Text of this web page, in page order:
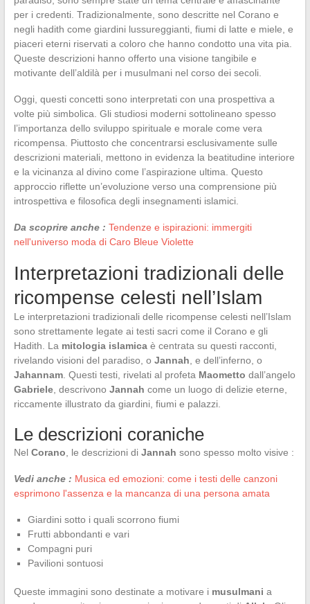
per i credenti. Tradizionalmente, sono descritte nel Corano e
negli hadith come giardini lussureggianti, fiumi di latte e miele, e
piaceri eterni riservati a coloro che hanno condotto una vita pia.
Queste descrizioni hanno offerto una visione tangibile e
motivante dell’aldilà per i musulmani nel corso dei secoli.
Oggi, questi concetti sono interpretati con una prospettiva a
volte più simbolica. Gli studiosi moderni sottolineano spesso
l’importanza dello sviluppo spirituale e morale come vera
ricompensa. Piuttosto che concentrarsi esclusivamente sulle
descrizioni materiali, mettono in evidenza la beatitudine interiore
e la vicinanza al divino come l’aspirazione ultima. Questo
approccio riflette un’evoluzione verso una comprensione più
introspettiva e filosofica degli insegnamenti islamici.
Da scoprire anche : Tendenze e ispirazioni: immergiti
nell'universo moda di Caro Bleue Violette
Interpretazioni tradizionali delle
ricompense celesti nell’Islam
Le interpretazioni tradizionali delle ricompense celesti nell’Islam
sono strettamente legate ai testi sacri come il Corano e gli
Hadith. La mitologia islamicaè centrata su questi racconti,
rivelando visioni del paradiso, o Jannah , e dell’inferno, o
Jahannam. Questi testi, rivelati al profeta Maometto dall’angelo
Gabriele, descrivono Jannah come un luogo di delizie eterne,
riccamente illustrato da giardini, fiumi e palazzi.
Le descrizioni coraniche
Nel Corano , le descrizioni di Jannah sono spesso molto visive :
Vedi anche : Musica ed emozioni: come i testi delle canzoni
esprimono l'assenza e la mancanza di una persona amata
Giardini sotto i quali scorrono fiumi
Frutti abbondanti e vari
Compagni puri
Pavilioni sontuosi
Queste immagini sono destinate a motivare i musulmani a